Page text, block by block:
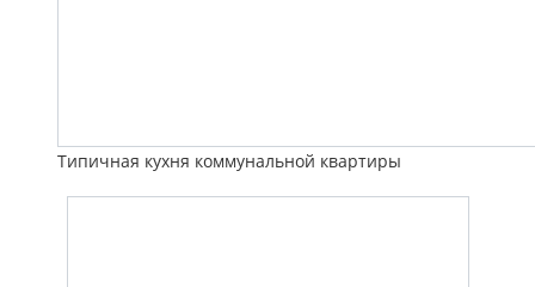
Типичная кухня коммунальной квартиры